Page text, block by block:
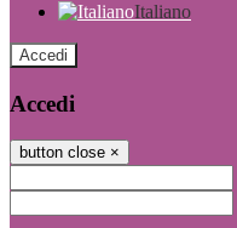
Italiano
Accedi
Accedi
button close ×